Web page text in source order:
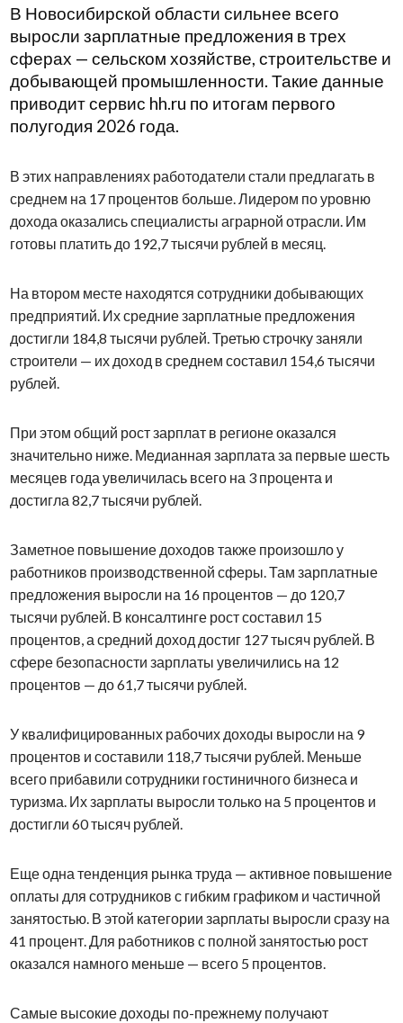
В Новосибирской области сильнее всего
выросли зарплатные предложения в трех
сферах — сельском хозяйстве, строительстве и
добывающей промышленности. Такие данные
приводит сервис hh.ru по итогам первого
полугодия 2026 года.
В этих направлениях работодатели стали предлагать в
среднем на 17 процентов больше. Лидером по уровню
дохода оказались специалисты аграрной отрасли. Им
готовы платить до 192,7 тысячи рублей в месяц.
На втором месте находятся сотрудники добывающих
предприятий. Их средние зарплатные предложения
достигли 184,8 тысячи рублей. Третью строчку заняли
строители — их доход в среднем составил 154,6 тысячи
рублей.
При этом общий рост зарплат в регионе оказался
значительно ниже. Медианная зарплата за первые шесть
месяцев года увеличилась всего на 3 процента и
достигла 82,7 тысячи рублей.
Заметное повышение доходов также произошло у
работников производственной сферы. Там зарплатные
предложения выросли на 16 процентов — до 120,7
тысячи рублей. В консалтинге рост составил 15
процентов, а средний доход достиг 127 тысяч рублей. В
сфере безопасности зарплаты увеличились на 12
процентов — до 61,7 тысячи рублей.
У квалифицированных рабочих доходы выросли на 9
процентов и составили 118,7 тысячи рублей. Меньше
всего прибавили сотрудники гостиничного бизнеса и
туризма. Их зарплаты выросли только на 5 процентов и
достигли 60 тысяч рублей.
Еще одна тенденция рынка труда — активное повышение
оплаты для сотрудников с гибким графиком и частичной
занятостью. В этой категории зарплаты выросли сразу на
41 процент. Для работников с полной занятостью рост
оказался намного меньше — всего 5 процентов.
Самые высокие доходы по-прежнему получают